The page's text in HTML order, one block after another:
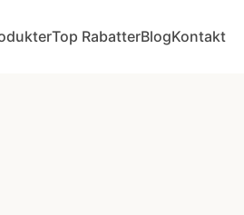
Top RabatterBlogKontakt